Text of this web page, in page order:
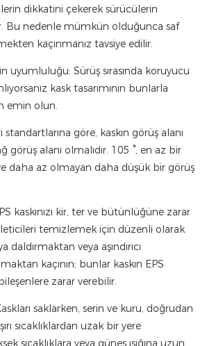
dikkatini çekerek sürücülerin
Bu nedenle mümkün olduğunca saf
kaçınmanız tavsiye edilir.
uyumluluğu: Sürüş sırasında koruyucu
kask tasarımının bunlarla
emin olun.
standartlarına göre, kaskın görüş alanı
görüş alanı olmalıdır. 105 °, en az bir
daha az olmayan daha düşük bir görüş
kaskınızı kir, ter ve bütünlüğüne zarar
temizlemek için düzenli olarak
daldırmaktan veya aşındırıcı
kaçının; bunlar kaskın EPS
zarar verebilir.
saklarken, serin ve kuru, doğrudan
sıcaklıklardan uzak bir yere
sıcaklıklara veya güneş ışığına uzun